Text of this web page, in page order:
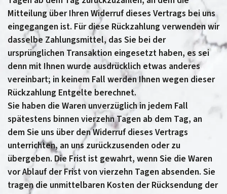
Mitteilung über Ihren Widerruf dieses Vertrags bei uns
eingegangen ist. Für diese Rückzahlung verwenden wir
dasselbe Zahlungsmittel, das Sie bei der
ursprünglichen Transaktion eingesetzt haben, es sei
denn mit Ihnen wurde ausdrücklich etwas anderes
vereinbart; in keinem Fall werden Ihnen wegen dieser
Rückzahlung Entgelte berechnet.
Sie haben die Waren unverzüglich in jedem Fall
spätestens binnen vierzehn Tagen ab dem Tag, an
dem Sie uns über den Widerruf dieses Vertrags
unterrichten, an uns zurückzusenden oder zu
übergeben. Die Frist ist gewahrt, wenn Sie die Waren
vor Ablauf der Frist von vierzehn Tagen absenden. Sie
tragen die unmittelbaren Kosten der Rücksendung der